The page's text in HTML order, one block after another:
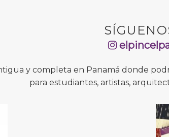
y completa en Panamá donde
para estudiantes, artistas,